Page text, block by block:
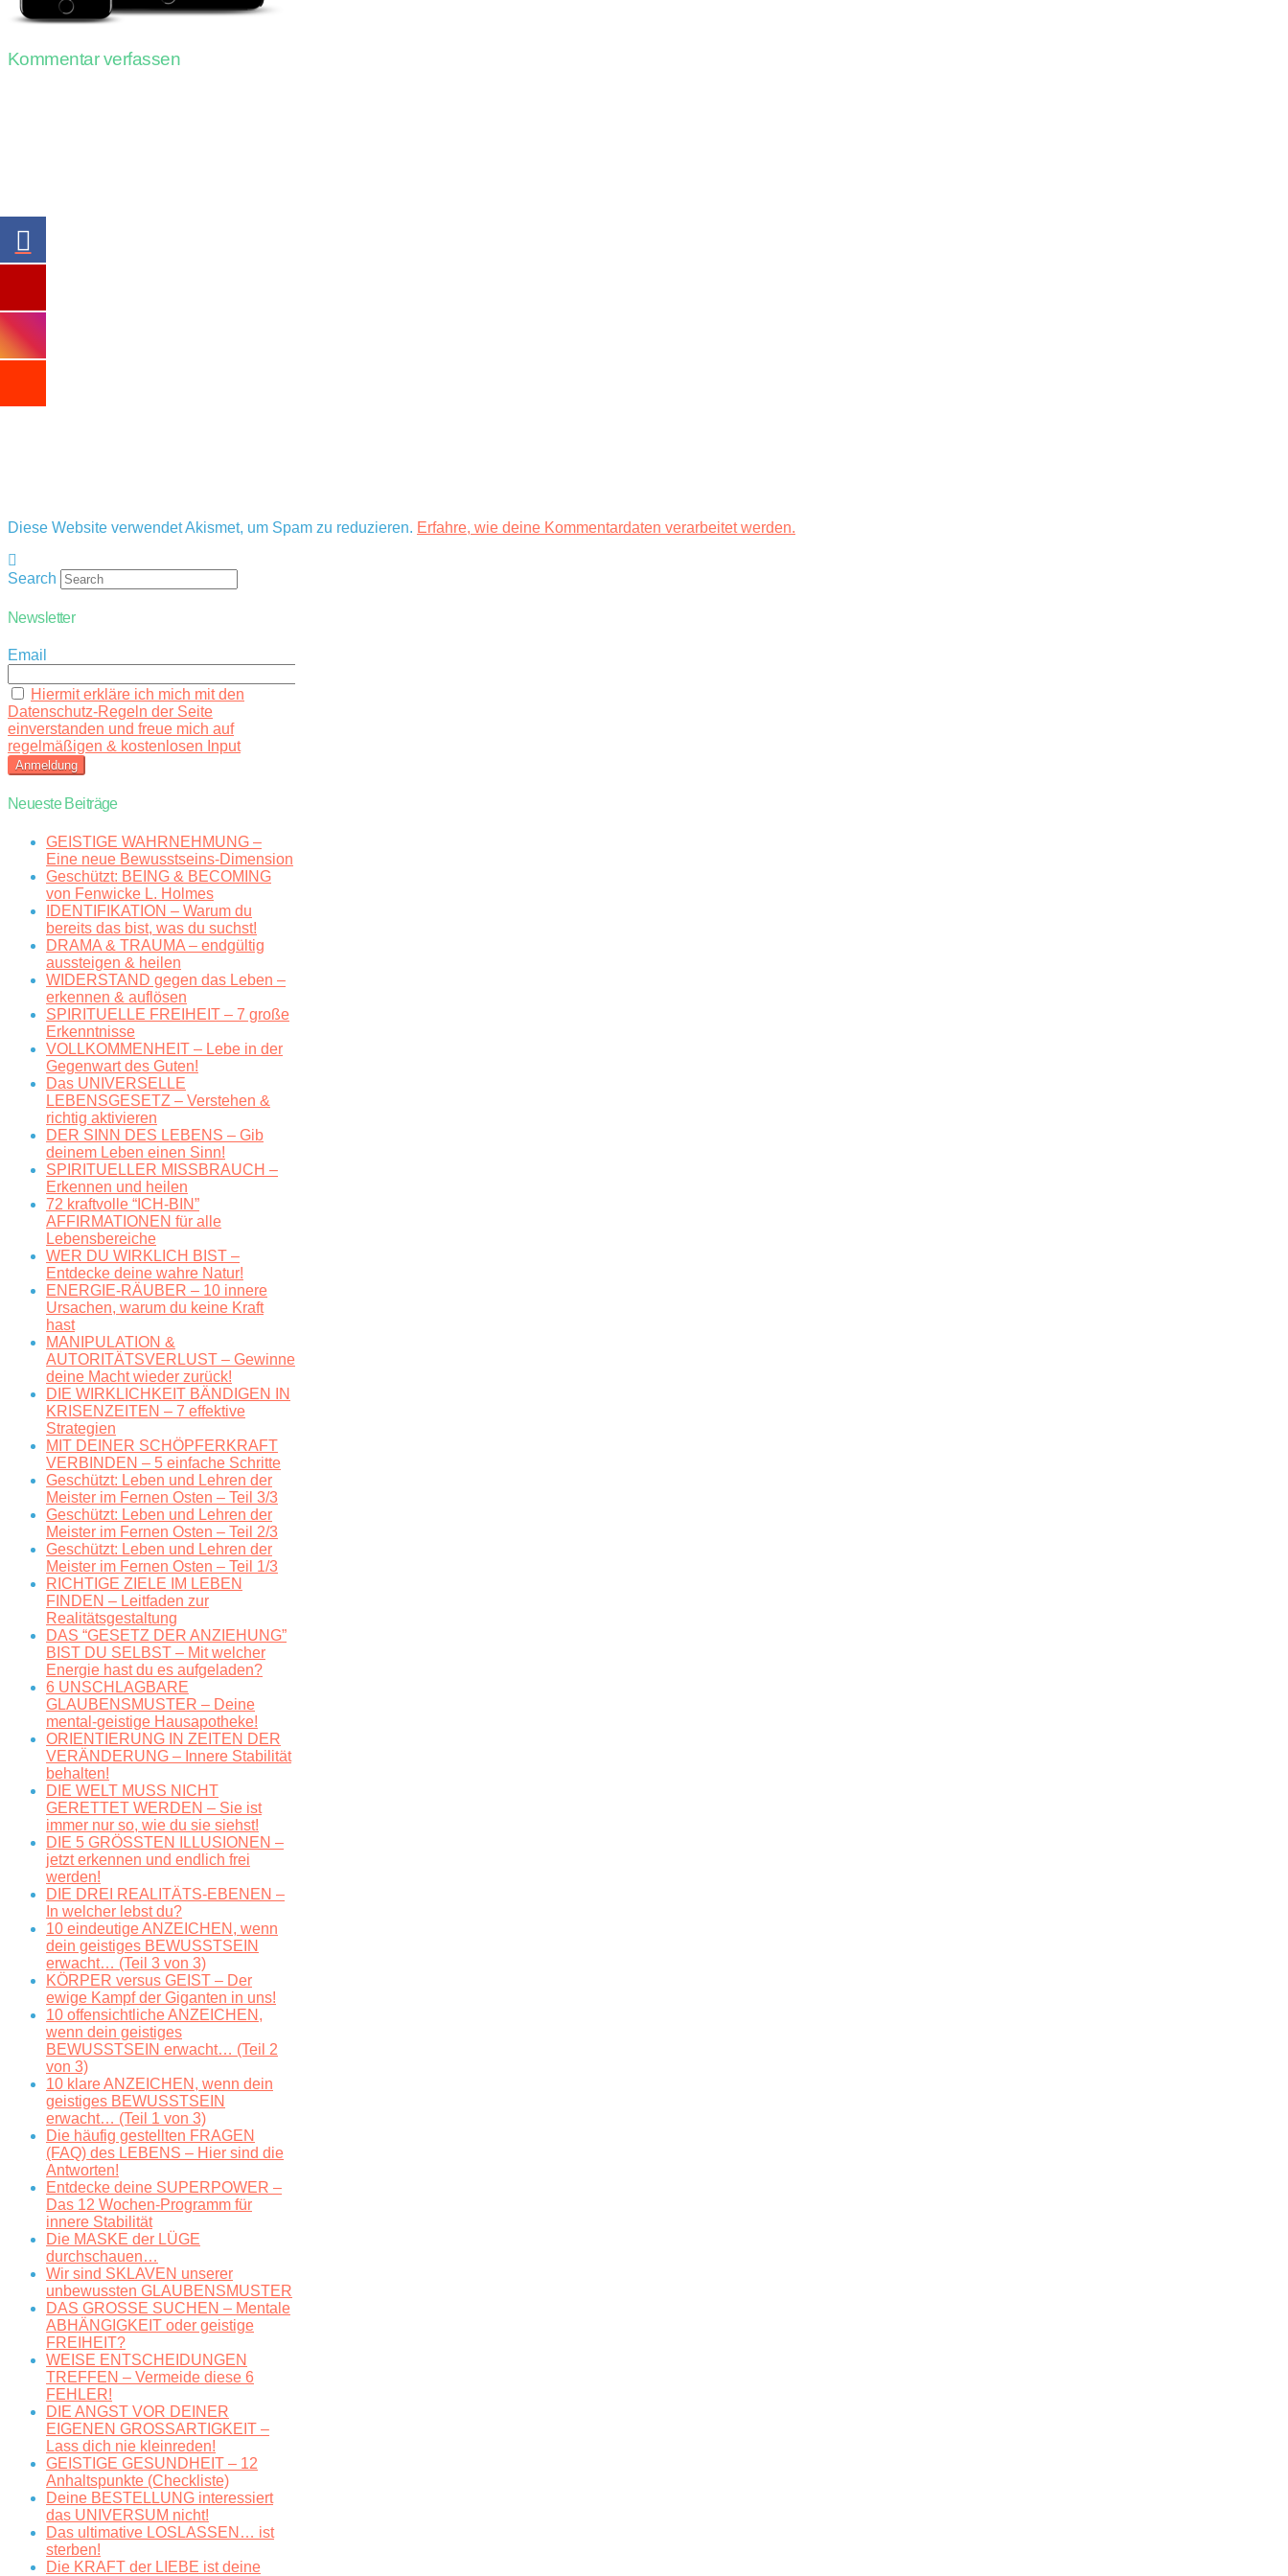
Kommentar verfassen
Diese Website verwendet Akismet, um Spam zu reduzieren. Erfahre, wie deine Kommentardaten verarbeitet werden.
Search
Newsletter
Email
Hiermit erkläre ich mich mit den
Datenschutz-Regeln der Seite
einverstanden und freue mich auf
regelmäßigen & kostenlosen Input
Neueste Beiträge
GEISTIGE WAHRNEHMUNG –
Eine neue Bewusstseins-Dimension
Geschützt: BEING & BECOMING
von Fenwicke L. Holmes
IDENTIFIKATION – Warum du
bereits das bist, was du suchst!
DRAMA & TRAUMA – endgültig
aussteigen & heilen
WIDERSTAND gegen das Leben –
erkennen & auflösen
SPIRITUELLE FREIHEIT – 7 große
Erkenntnisse
VOLLKOMMENHEIT – Lebe in der
Gegenwart des Guten!
Das UNIVERSELLE
LEBENSGESETZ – Verstehen &
richtig aktivieren
DER SINN DES LEBENS – Gib
deinem Leben einen Sinn!
SPIRITUELLER MISSBRAUCH –
Erkennen und heilen
72 kraftvolle “ICH-BIN”
AFFIRMATIONEN für alle
Lebensbereiche
WER DU WIRKLICH BIST –
Entdecke deine wahre Natur!
ENERGIE-RÄUBER – 10 innere
Ursachen, warum du keine Kraft
hast
MANIPULATION &
AUTORITÄTSVERLUST – Gewinne
deine Macht wieder zurück!
DIE WIRKLICHKEIT BÄNDIGEN IN
KRISENZEITEN – 7 effektive
Strategien
MIT DEINER SCHÖPFERKRAFT
VERBINDEN – 5 einfache Schritte
Geschützt: Leben und Lehren der
Meister im Fernen Osten – Teil 3/3
Geschützt: Leben und Lehren der
Meister im Fernen Osten – Teil 2/3
Geschützt: Leben und Lehren der
Meister im Fernen Osten – Teil 1/3
RICHTIGE ZIELE IM LEBEN
FINDEN – Leitfaden zur
Realitätsgestaltung
DAS “GESETZ DER ANZIEHUNG”
BIST DU SELBST – Mit welcher
Energie hast du es aufgeladen?
6 UNSCHLAGBARE
GLAUBENSMUSTER – Deine
mental-geistige Hausapotheke!
ORIENTIERUNG IN ZEITEN DER
VERÄNDERUNG – Innere Stabilität
behalten!
DIE WELT MUSS NICHT
GERETTET WERDEN – Sie ist
immer nur so, wie du sie siehst!
DIE 5 GRÖSSTEN ILLUSIONEN –
jetzt erkennen und endlich frei
werden!
DIE DREI REALITÄTS-EBENEN –
In welcher lebst du?
10 eindeutige ANZEICHEN, wenn
dein geistiges BEWUSSTSEIN
erwacht… (Teil 3 von 3)
KÖRPER versus GEIST – Der
ewige Kampf der Giganten in uns!
10 offensichtliche ANZEICHEN,
wenn dein geistiges
BEWUSSTSEIN erwacht… (Teil 2
von 3)
10 klare ANZEICHEN, wenn dein
geistiges BEWUSSTSEIN
erwacht… (Teil 1 von 3)
Die häufig gestellten FRAGEN
(FAQ) des LEBENS – Hier sind die
Antworten!
Entdecke deine SUPERPOWER –
Das 12 Wochen-Programm für
innere Stabilität
Die MASKE der LÜGE
durchschauen…
Wir sind SKLAVEN unserer
unbewussten GLAUBENSMUSTER
DAS GROSSE SUCHEN – Mentale
ABHÄNGIGKEIT oder geistige
FREIHEIT?
WEISE ENTSCHEIDUNGEN
TREFFEN – Vermeide diese 6
FEHLER!
DIE ANGST VOR DEINER
EIGENEN GROSSARTIGKEIT –
Lass dich nie kleinreden!
GEISTIGE GESUNDHEIT – 12
Anhaltspunkte (Checkliste)
Deine BESTELLUNG interessiert
das UNIVERSUM nicht!
Das ultimative LOSLASSEN… ist
sterben!
Die KRAFT der LIEBE ist deine